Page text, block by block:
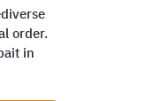
order.
in